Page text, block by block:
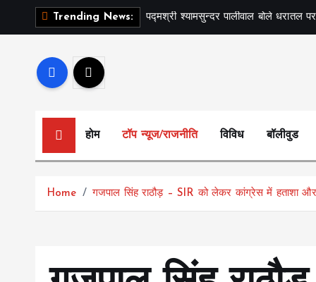
Trending News: पद्मश्री श्यामसुन्दर पालीवाल बोले धरातल
होम टॉप न्यूज/राजनीति विविध बॉलीवुड
Home गजपाल सिंह राठौड़ – SIR को लेकर कांग्रेस में हताशा और